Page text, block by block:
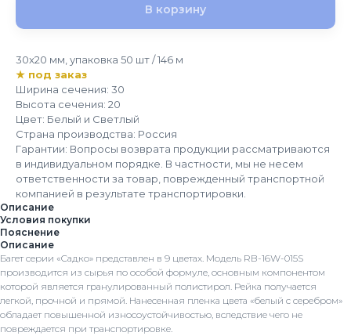
В корзину
30x20 мм, упаковка 50 шт / 146 м
★ под заказ
Ширина сечения: 30
Высота сечения: 20
Цвет: Белый и Светлый
Страна производства: Россия
Гарантии: Вопросы возврата продукции рассматриваются
в индивидуальном порядке. В частности, мы не несем
ответственности за товар, поврежденный транспортной
компанией в результате транспортировки.
Описание
Условия покупки
Пояснение
Описание
Багет серии «Садко» представлен в 9 цветах. Модель RB-16W-015S
производится из сырья по особой формуле, основным компонентом
которой является гранулированный полистирол. Рейка получается
легкой, прочной и прямой. Нанесенная пленка цвета «белый с серебром»
обладает повышенной износоустойчивостью, вследствие чего не
повреждается при транспортировке.